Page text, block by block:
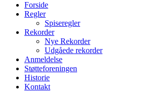
Forside
Regler
Spiseregler
Rekorder
Nye Rekorder
Udgåede rekorder
Anmeldelse
Støtteforeningen
Historie
Kontakt